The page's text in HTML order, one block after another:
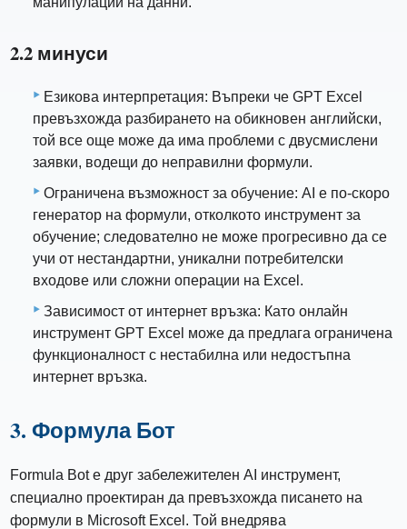
2.2 минуси
Езикова интерпретация: Въпреки че GPT Excel
превъзхожда разбирането на обикновен английски,
той все още може да има проблеми с двусмислени
заявки, водещи до неправилни формули.
Ограничена възможност за обучение: AI е по-скоро
генератор на формули, отколкото инструмент за
обучение; следователно не може прогресивно да се
учи от нестандартни, уникални потребителски
входове или сложни операции на Excel.
Зависимост от интернет връзка: Като онлайн
инструмент GPT Excel може да предлага ограничена
функционалност с нестабилна или недостъпна
интернет връзка.
3. Формула Бот
Formula Bot е друг забележителен AI инструмент,
специално проектиран да превъзхожда писането на
формули в Microsoft Excel. Той внедрява